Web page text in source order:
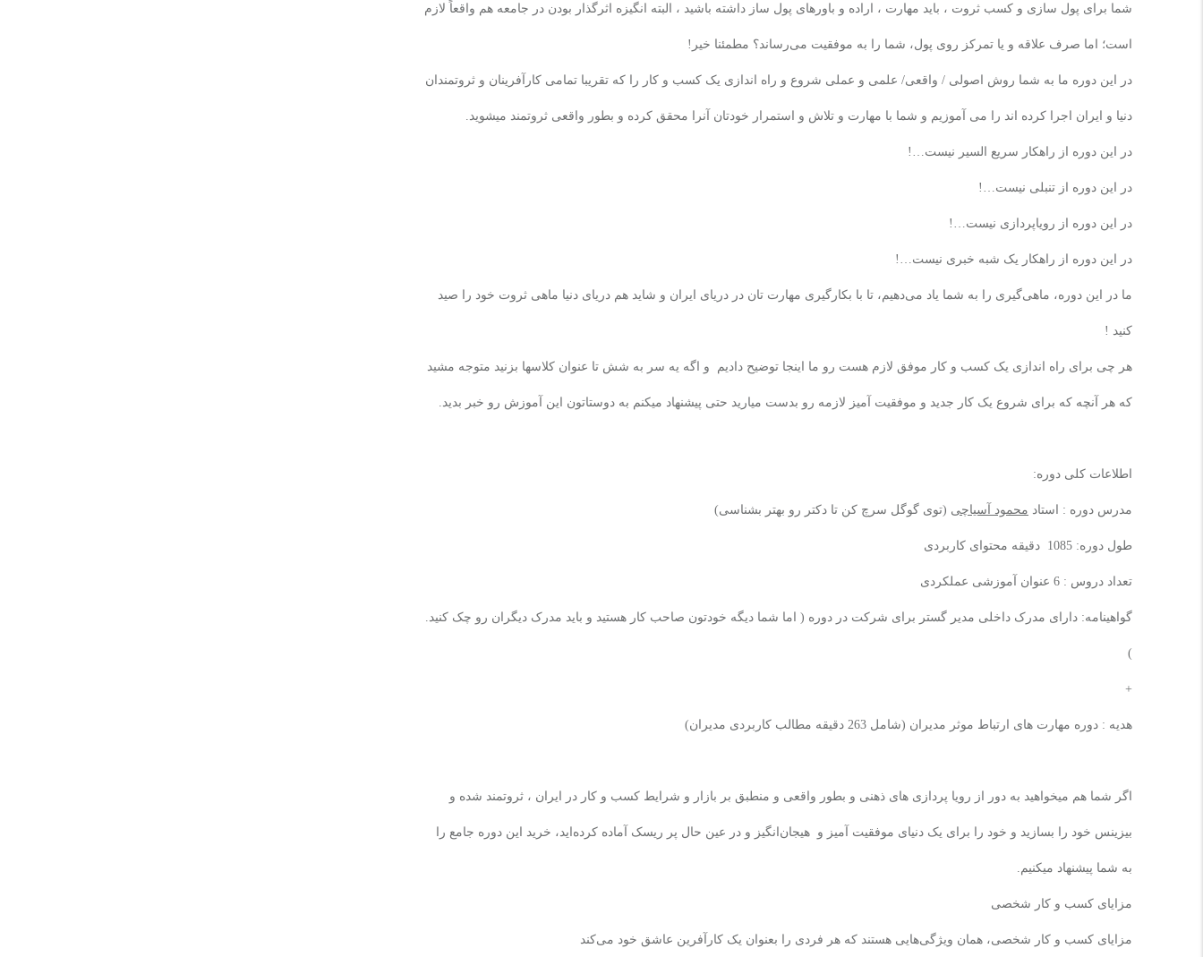
شما برای پول سازی و کسب ثروت ، باید مهارت ، اراده و باورهای پول ساز داشته باشید ، البته انگیزه اثرگذار بودن در جامعه هم واقعاً لازم
است؛ اما صرف علاقه و یا تمرکز روی پول، شما را به موفقیت می‌رساند؟ مطمئنا خیر !
در این دوره ما به شما روش اصولی / واقعی/ علمی و عملی شروع و راه اندازی یک کسب و کار را که تقریبا تمامی کارآفرینان و ثروتمندان
دنیا و ایران اجرا کرده اند را می آموزیم و شما با مهارت و تلاش و استمرار خودتان آنرا محقق کرده و بطور واقعی ثروتمند میشوید.
در این دوره از راهکار سریع السیر نیست …!
در این دوره از تنبلی نیست …!
در این دوره از رویاپردازی نیست …!
در این دوره از راهکار یک شبه خبری نیست …!
ما در این دوره، ماهی‌گیری را به شما یاد می‌دهیم، تا با بکارگیری مهارت تان در دریای ایران و شاید هم دریای دنیا ماهی ثروت خود را صید
کنید !
هر چی برای راه اندازی یک کسب و کار موفق لازم هست رو ما اینجا توضیح دادیم و اگه یه سر به شش تا عنوان کلاسها بزنید متوجه مشید
که هر آنچه که برای شروع یک کار جدید و موفقیت آمیز لازمه رو بدست میارید حتی پیشنهاد میکنم به دوستاتون این آموزش رو خبر بدید.
اطلاعات کلی دوره:
مدرس دوره : استاد محمود آسیاچی (توی گوگل سرچ کن تا دکتر رو بهتر بشناسی)
طول دوره: 1085 دقیقه محتوای کاربرد ی
تعداد دروس : 6 عنوان آموزشی عملکردی
گواهینامه: دارای مدرک داخلی مدیر گستر برای شرکت در دوره ( اما شما دیگه خودتون صاحب کار هستید و باید مدرک دیگران رو چک کنید.
)
+
هدیه : دوره مهارت های ارتباط موثر مدیران (شامل 263 دقیقه مطالب کاربردی مدیران)
اگر شما هم میخواهید به دور از رویا پردازی های ذهنی و بطور واقعی و منطبق بر بازار و شرایط کسب و کار در ایران ، ثروتمند شده و
بیزینس خود را بسازید و خود را برای یک دنیای موفقیت آمیز و هیجان‌انگیز و در عین حال پر ریسک آماده کرده‌اید، خرید این دوره جامع را
به شما پیشنهاد میکنیم.
مزایای کسب و کار شخصی
مزایای کسب و کار شخصی، همان ویژگی‌هایی هستند که هر فردی را بعنوان یک کارآفرین عاشق خود می‌کند